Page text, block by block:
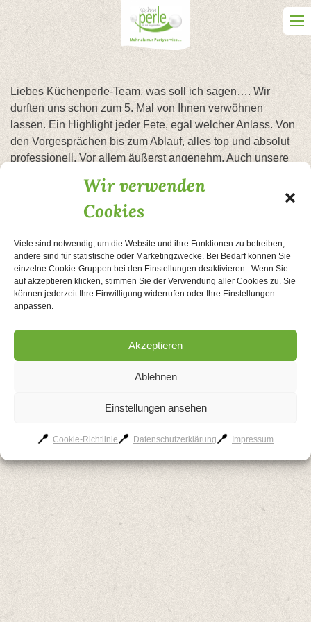
Wir verwenden
Cookies
Viele sind notwendig, um die Website und ihre Funktionen zu betreiben,
andere sind für statistische oder Marketingzwecke. Bei Bedarf können Sie
einzelne Cookie-Gruppen bei den Einstellungen deaktivieren. Wenn Sie
auf akzeptieren klicken, stimmen Sie der Verwendung aller Cookies zu. Sie
können jederzeit Ihre Einwilligung widerrufen oder Ihre Einstellungen
anpassen.
Akzeptieren
Ablehnen
Einstellungen ansehen
Cookie-Richtlinie Datenschutzerklärung Impressum
Skip
content
Liebes Küchenperle-Team, was soll ich sagen…. Wir
durften uns schon zum 5. Mal von Ihnen verwöhnen
lassen. Ein Highlight jeder Fete, egal welcher Anlass. Von
den Vorgesprächen bis zum Ablauf, alles top und absolut
professionell. Vor allem äußerst angenehm. Auch unsere
Mal und viele Grüße.
Beitragsnavigation
AGB Kontakt Impressum
Datenschutzerklärung